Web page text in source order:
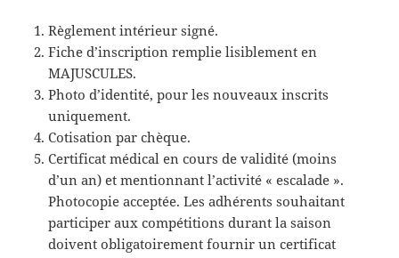
Règlement intérieur signé.
Fiche d’inscription remplie lisiblement en
MAJUSCULES.
Photo d’identité, pour les nouveaux inscrits
uniquement.
Cotisation par chèque.
Certificat médical en cours de validité (moins
d’un an) et mentionnant l’activité « escalade ».
Photocopie acceptée. Les adhérents souhaitant
participer aux compétitions durant la saison
doivent obligatoirement fournir un certificat